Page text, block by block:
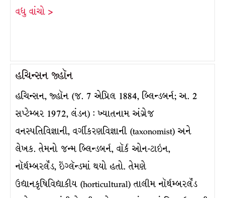
વધુ વાંચો >
હચિન્સન જ્હૉન
હચિન્સન, જ્હૉન (જ. 7 એપ્રિલ 1884, બ્લિન્ડબર્ન; અ. 2
સપ્ટેમ્બર 1972, લંડન) : ખ્યાતનામ અંગ્રેજ
વનસ્પતિવિજ્ઞાની, વર્ગીકરણવિજ્ઞાની (taxonomist) અને
લેખક. તેમનો જન્મ બ્લિન્ડબર્ન, વૉર્ક ઓન-ટાઇન,
નૉર્થમ્બરલૅંડ, ઇંગ્લૅન્ડમાં થયો હતો. તેમણે
ઉદ્યાનકૃષિવિદ્યાકીય (horticultural) તાલીમ નૉર્થમ્બરલૅંડ